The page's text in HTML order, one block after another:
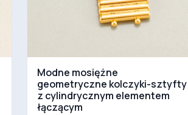
Modne mosiężne
geometryczne kolczyki-sztyfty
z cylindrycznym elementem
łączącym